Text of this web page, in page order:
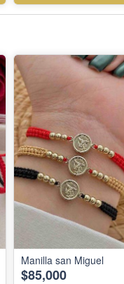
Manilla san Miguel
$85,000